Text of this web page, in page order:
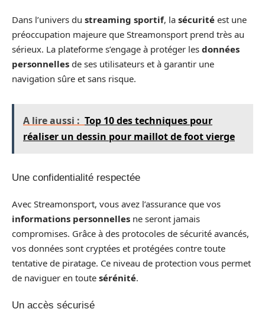
Dans l’univers du streaming sportif, la sécurité est une
préoccupation majeure que Streamonsport prend très au
sérieux. La plateforme s’engage à protéger les données
personnelles de ses utilisateurs et à garantir une
navigation sûre et sans risque.
A lire aussi : Top 10 des techniques pour
réaliser un dessin pour maillot de foot vierge
Une confidentialité respectée
Avec Streamonsport, vous avez l’assurance que vos
informations personnelles ne seront jamais
compromises. Grâce à des protocoles de sécurité avancés,
vos données sont cryptées et protégées contre toute
tentative de piratage. Ce niveau de protection vous permet
de naviguer en toute sérénité.
Un accès sécurisé